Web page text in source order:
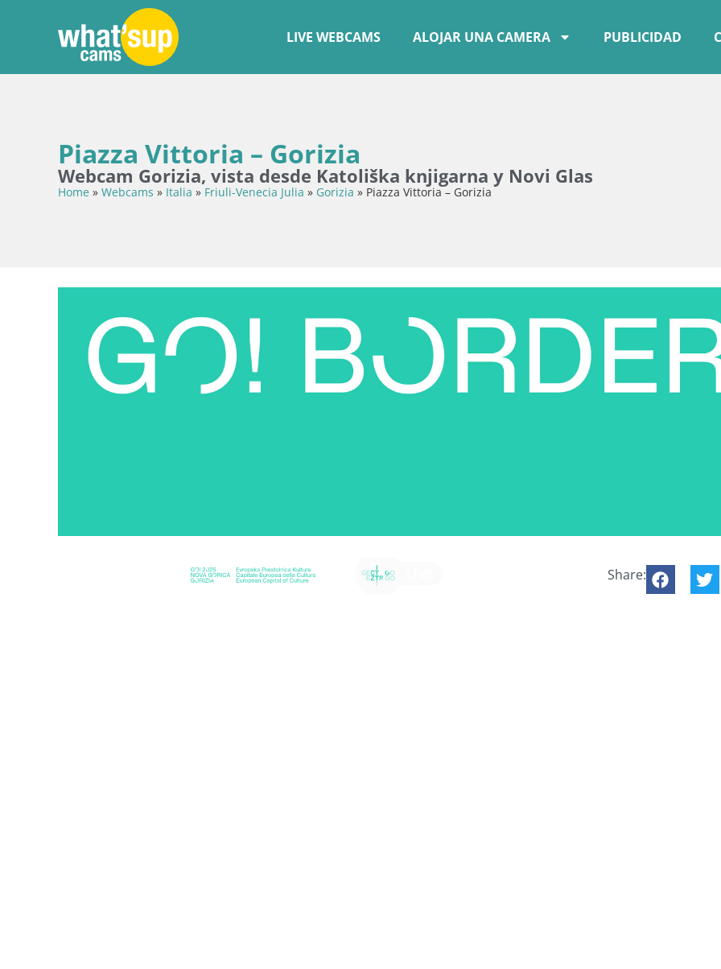
LIVE WEBCAMS ALOJAR UNA CAMERA PUBLICIDAD
Piazza Vittoria – Gorizia
Webcam Gorizia, vista desde Katoliška knjigarna y Novi Glas
Home » Webcams » Italia » Friuli-Venecia Julia » Gorizia » Piazza Vittoria – Gorizia
Share: